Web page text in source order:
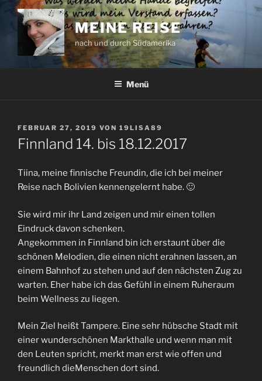
Zum
Inhalt
springen
MEINE REISE
nach und durch Südamerika
Menü
VERÖFFENTLICHT
AM
FEBRUAR 27, 2019 VON 19LISA89
Finnland 14. bis 18.12.2017
Tiina, meine finnische Freundin, die ich bei meiner
Reise nach Bolivien kennengelernt habe. 🙂
Sie wird mir ihr Land zeigen und mir einen tollen
Eindruck davon schenken.
Angekommen in Finnland bin ich erstaunt über die
schönen Melodien, die einen nicht erahnen lassen, an
einem Bahnhof zu stehen und auf den nächsten Zug zu
warten. Eher habe ich das Gefühl in einem Ruheraum
beim Wellness zu liegen.
Mein Ziel heißt Tampere. Eine sehr hübsche Stadt mit
einer wunderschönen Markthalle und wenn man mit
den Leuten spricht, merkt man erst wie offen und
freundlich dieMenschen dort sind.